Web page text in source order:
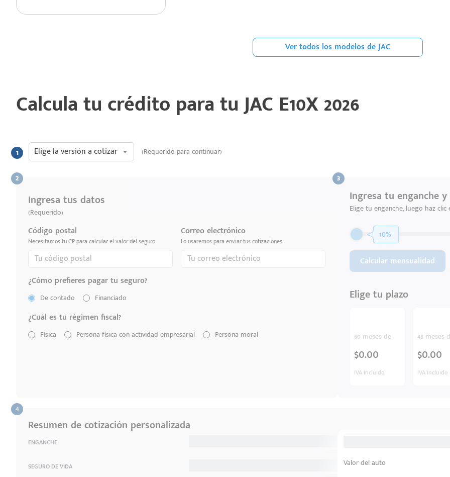
Ver todos los modelos de JAC
Calcula tu crédito para tuJAC E10X 2026
Elige la versión a cotizar (Requerido para continuar)
Ingresa tus datos
(Requerido)
Código postal
Necesitamos tu CP para calcular el valor del seguro
Correo electrónico
Lo usaremos para enviar tus cotizaciones
¿Cómo prefieres pagar tu seguro?
De contado Financiado
¿Cuál es tu régimen fiscal?
Física Persona física con actividad empresarial Persona moral
Ingresa tu enganche
Elige tu enganche, luego haz
10%
Calcular mensualidad
Elige tu plazo
60 meses de
$0.00
IVA incluido
48 meses
$0.00
IVA incluido
Resumen de cotización personalizada
ENGANCHE
SEGURO DE VIDA Valor del auto